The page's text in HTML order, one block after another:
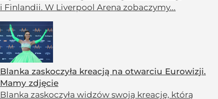
i Finlandii. W Liverpool Arena zobaczymy...
Blanka zaskoczyła kreacją na otwarciu Eurowizji.
Mamy zdjęcie
Blanka zaskoczyła widzów swoją kreację, którą